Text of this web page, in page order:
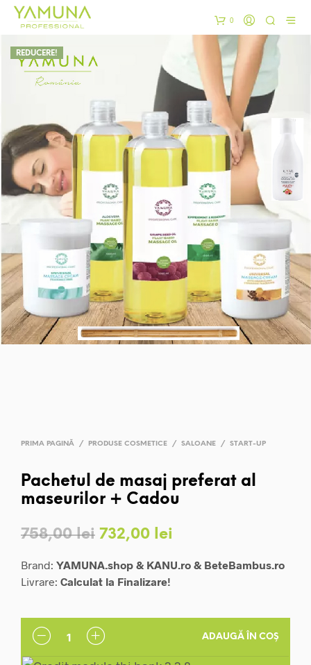
0
REDUCERE!
PRIMA PAGINĂ / PRODUSE COSMETICE / SALOANE / START-UP
Pachetul de masaj preferat al
maseurilor + Cadou
758,00lei Prețul
a
758,00 lei.
732,00 lei
Brand: YAMUNA.shop & KANU.ro & BeteBambus.ro
Livrare: Calculat la Finalizare!
ADAUGĂ ÎN COȘ